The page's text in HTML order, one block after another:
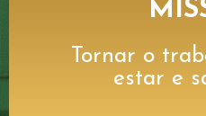
Tornar o
estar e